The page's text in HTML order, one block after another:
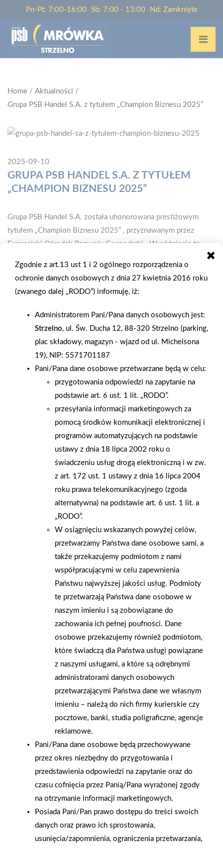
Pn-Pt: 7:00-16:00 Sb: 7:00 - 13:00 Nd: Zamknięte
Home / Aktualności /
Grupa PSB Handel S.A. z tytułem „Champion Biznesu 2025”
2025-09-10
GRUPA PSB HANDEL S.A. Z TYTUŁEM
„CHAMPION BIZNESU 2025”
Grupa PSB Handel S.A. została uhonorowana prestiżowym
tytułem „Champion Biznesu 2025” , przyznawanym przez
Europejski Ośrodek Rozwoju Gospodarki . Wyróżnienie to
odpowiedzialnym zarządzaniem, skutecznym planowaniem
strategicznym oraz partnerskim podejściem do rozwoju
społeczno-gospodarczego. Nagrodę w imieniu Grupy odebrał
Piotr Kozina – Dyrektor Zarządu Grupy PSB Handel S.A. ,
podczas Forum Gospodarczego w Chorzowie, które odbyło się
10 września. Uroczystą Galę Laureatów w Operze Śląskiej
poprowadził Zygmunt Chajzer. – Tytuł „Champion Biznesu” to
dla nas ogromne wyróżnienie i motywacja do dalszych działań.
Sukces Grupy PSB Handel S.A. nie byłby możliwy bez zaufania i
współpracy naszych Partnerów. To właśnie dzięki wspólnemu
zaangażowaniu możemy wyznaczać wysokie standardy
biznesowe i umacniać pozycję polskiego kapitału na rynku –
podkreśla Piotr Kozina . Z okazji przyznania nagrody w
„Gazecie Prawnej – Panorama Gospodarcza” ukazał się wywiad
z Zarządem Grupy PSB Handel S.A., dostępny pod linkiem:
gospodarcza.gazetaprawna.pl/9885638,grupa-psb-budujemy-
polske-razem-polska-siec-polski-kapital-polska-sila.html
AKTUALNOŚCI
2026-01-15
Grupa PSB Handel S.A.
gra z WOŚP. Powstała
firmowa eSkarbonka na
rzecz gastroenterologii
dziecięcej
2026-01-12
Grupy PSB. Sieć kończy
rok strategicznym
otwarciem po
rebrandingu
Zgodnie z art.13 ust 1 i 2 ogólnego rozporządzenia o
ochronie danych osobowych z dnia 27 kwietnia 2016 roku
(zwanego dalej „RODO”) informuję, iż:
Administratorem Pani/Pana danych osobowych jest:
Strzelno, ul. Św. Ducha 12, 88-320 Strzelno (parking,
plac składowy, magazyn - wjazd od ul. Michelsona
19), NIP: 5571701187
Pani/Pana dane osobowe przetwarzane będą w celu:
przygotowania odpowiedzi na zapytanie na
podstawie art. 6 ust. 1 lit. „RODO”.
przesyłania informacji marketingowych za
pomocą środków komunikacji elektronicznej i
programów automatyzujących na podstawie
ustawy z dnia 18 lipca 2002 roku o
świadczeniu usług drogą elektroniczną i w zw.
z art. 172 ust. 1 ustawy z dnia 16 lipca 2004
roku prawa telekomunikacyjnego (zgoda
alternatywna) na podstawie art. 6 ust. 1 lit. a
„RODO”.
W osiągnięciu wskazanych powyżej celów,
przetwarzamy Państwa dane osobowe sami, a
także przekazujemy podmiotom z nami
współpracującymi w celu zapewnienia
Państwu najwyższej jakości usług. Podmioty
te przetwarzają Państwa dane osobowe w
naszym imieniu i są zobowiązane do
zachowania ich pełnej poufności. Dane
osobowe przekazujemy również podmiotom,
które świadczą dla Państwa usługi powiązane
z naszymi usługami, a które są odrębnymi
administratorami danych osobowych
przetwarzającymi Państwa dane we własnym
imieniu – należą do nich firmy kurierskie czy
pocztowe, banki, studia poligraficzne, agencje
reklamowe.
Pani/Pana dane osobowe będą przechowywane
przez okres niezbędny do przygotowania i
przedstawienia odpowiedzi na zapytanie oraz do
czasu cofnięcia przez Panią/Pana wyrażonej zgody
na otrzymanie informacji marketingowych.
Posiada Pani/Pan prawo dostępu do treści swoich
danych oraz prawo ich sprostowania,
usunięcia/zapomnienia, ograniczenia przetwarzania,